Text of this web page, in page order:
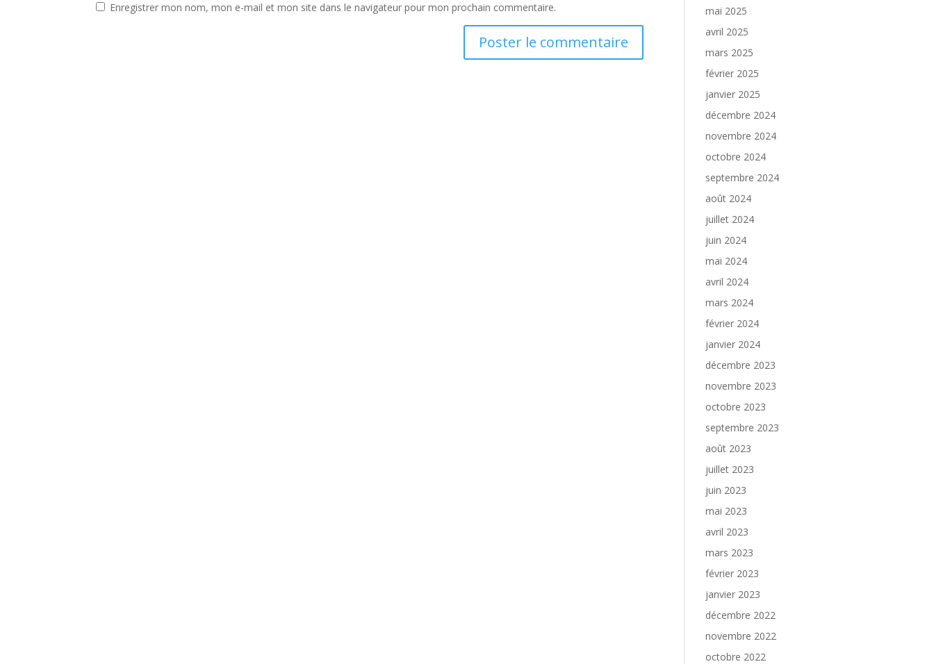
Enregistrer mon nom, mon e-mail et mon site dans le navigateur pour mon prochain commentaire.
mai 2025
avril 2025
mars 2025
février 2025
janvier 2025
décembre 2024
novembre 2024
octobre 2024
septembre 2024
août 2024
juillet 2024
juin 2024
mai 2024
avril 2024
mars 2024
février 2024
janvier 2024
décembre 2023
novembre 2023
octobre 2023
septembre 2023
août 2023
juillet 2023
juin 2023
mai 2023
avril 2023
mars 2023
février 2023
janvier 2023
décembre 2022
novembre 2022
octobre 2022